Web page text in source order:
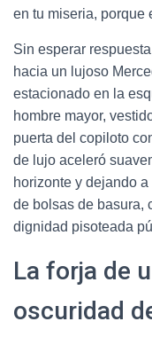
en tu miseria, porque
Sin esperar
hacia un lujoso
estacionado en la
hombre mayor,
puerta del copiloto
de lujo aceleró
horizonte y dejando
de bolsas de basura,
dignidad pisoteada
La forja de
oscuridad